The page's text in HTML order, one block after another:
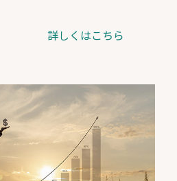
詳しくはこちら